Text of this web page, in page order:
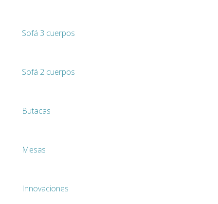
Sofá 3 cuerpos
Sofá 2 cuerpos
Butacas
Mesas
Innovaciones